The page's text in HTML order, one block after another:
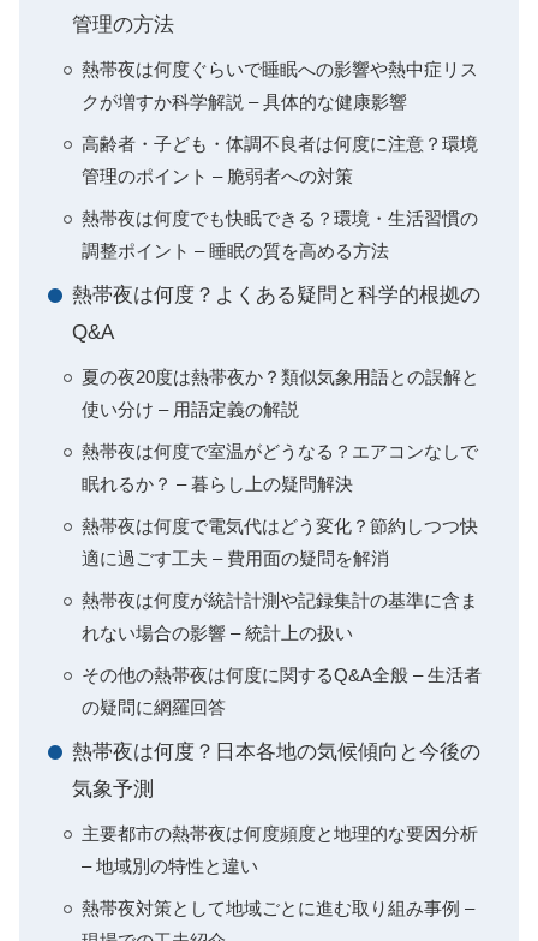
管理の方法
熱帯夜は何度ぐらいで睡眠への影響や熱中症リス
クが増すか科学解説 – 具体的な健康影響
高齢者・子ども・体調不良者は何度に注意？環境
管理のポイント – 脆弱者への対策
熱帯夜は何度でも快眠できる？環境・生活習慣の
調整ポイント – 睡眠の質を高める方法
熱帯夜は何度？よくある疑問と科学的根拠の
Q&A
夏の夜20度は熱帯夜か？類似気象用語との誤解と
使い分け – 用語定義の解説
熱帯夜は何度で室温がどうなる？エアコンなしで
眠れるか？ – 暮らし上の疑問解決
熱帯夜は何度で電気代はどう変化？節約しつつ快
適に過ごす工夫 – 費用面の疑問を解消
熱帯夜は何度が統計計測や記録集計の基準に含ま
れない場合の影響 – 統計上の扱い
その他の熱帯夜は何度に関するQ&A全般 – 生活者
の疑問に網羅回答
熱帯夜は何度？日本各地の気候傾向と今後の
気象予測
主要都市の熱帯夜は何度頻度と地理的な要因分析
– 地域別の特性と違い
熱帯夜対策として地域ごとに進む取り組み事例 –